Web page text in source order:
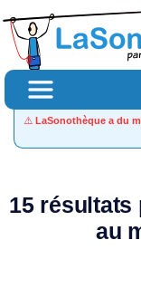
⚠️ LaSonothèque a du
15 résultats
au